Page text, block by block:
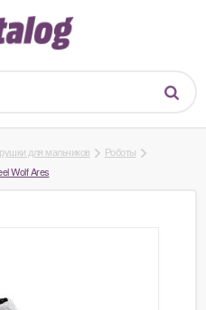
для мальчиков
Роботы
Wolf Ares